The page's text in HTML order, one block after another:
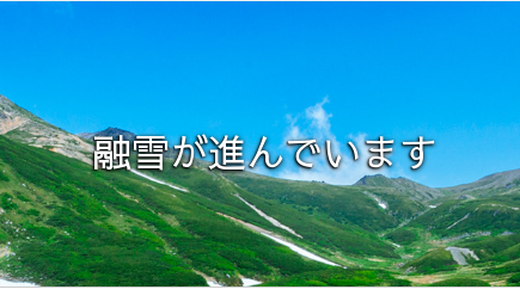
融雪が進んでいます